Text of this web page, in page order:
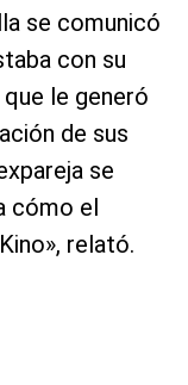
se comunicó
con su
le generó
de sus
se
cómo el
relató.